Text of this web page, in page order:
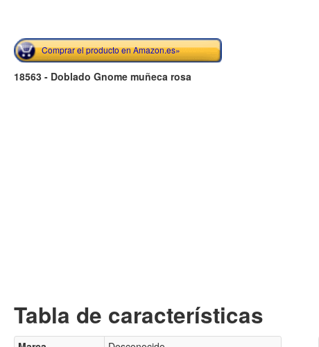
Comprar el producto en Amazon.es»
18563 - Doblado Gnome muñeca rosa
Tabla de características